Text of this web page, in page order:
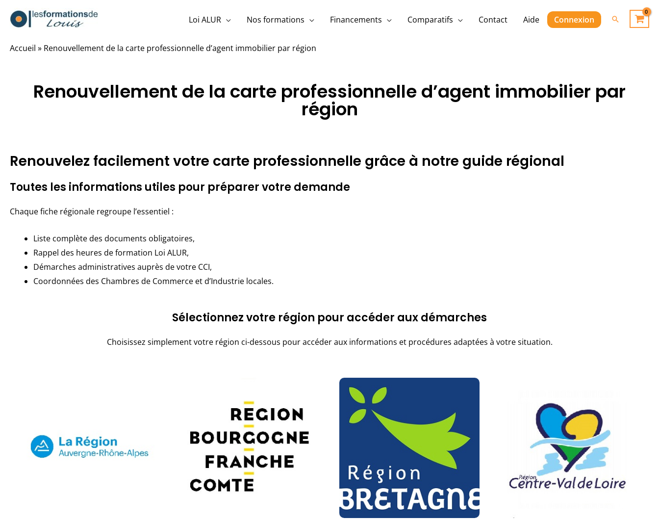
Loi ALUR Nos formations Financements Comparatifs Contact Aide Connexion Rechercher
Accueil » Renouvellement de la carte professionnelle d’agent immobilier par région
Renouvellement de la carte professionnelle d’agent immobilier par
région
Renouvelez facilement votre carte professionnelle grâce à notre guide régional
Toutes les informations utiles pour préparer votre demande
Chaque fiche régionale regroupe l’essentiel :
Liste complète des documents obligatoires,
Rappel des heures de formation Loi ALUR,
Démarches administratives auprès de votre CCI,
Coordonnées des Chambres de Commerce et d’Industrie locales.
Sélectionnez votre région pour accéder aux démarches
Choisissez simplement votre région ci-dessous pour accéder aux informations et procédures adaptées à votre situation.